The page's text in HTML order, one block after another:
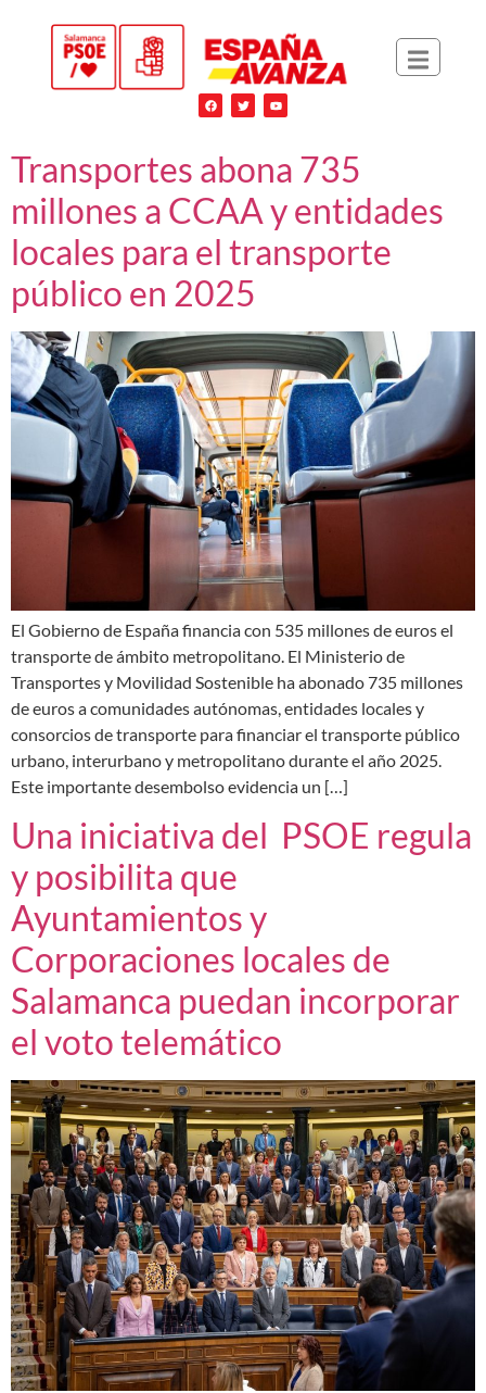
Transportes abona 735
millones a CCAA y entidades
locales para el transporte
público en 2025
El Gobierno de España financia con 535 millones de euros el
transporte de ámbito metropolitano. El Ministerio de
Transportes y Movilidad Sostenible ha abonado 735 millones
de euros a comunidades autónomas, entidades locales y
consorcios de transporte para financiar el transporte público
urbano, interurbano y metropolitano durante el año 2025.
Este importante desembolso evidencia un […]
Una iniciativa del PSOE regula
y posibilita que
Ayuntamientos y
Corporaciones locales de
Salamanca puedan incorporar
el voto telemático